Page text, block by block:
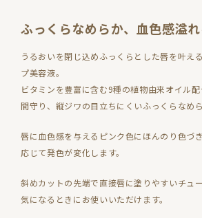
ふっくらなめらか、血色感溢
うるおいを閉じ込めふっくらとした唇を叶え
プ美容液。
ビタミンを豊富に含む9種の植物由来オイル
間守り、縦ジワの目立ちにくいふっくらなめ
唇に血色感を与えるピンク色にほんのり色づ
応じて発色が変化します。
斜めカットの先端で直接唇に塗りやすいチュ
気になるときにお使いいただけます。